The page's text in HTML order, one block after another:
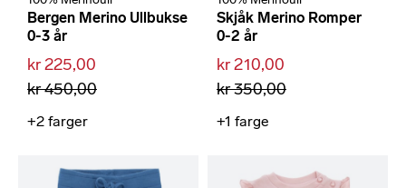
Bergen Merino Ullbukse
0-3 år
kr 225,00
kr 450,00
+2 farger
Skjåk Merino Romper
0-2 år
kr 210,00
kr 350,00
+1 farge